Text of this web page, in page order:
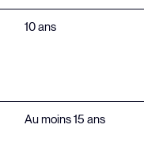
10 ans
Au moins 15 ans